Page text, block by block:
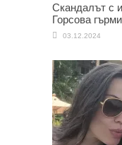
Скандалът с
Горсова
03.12.2024